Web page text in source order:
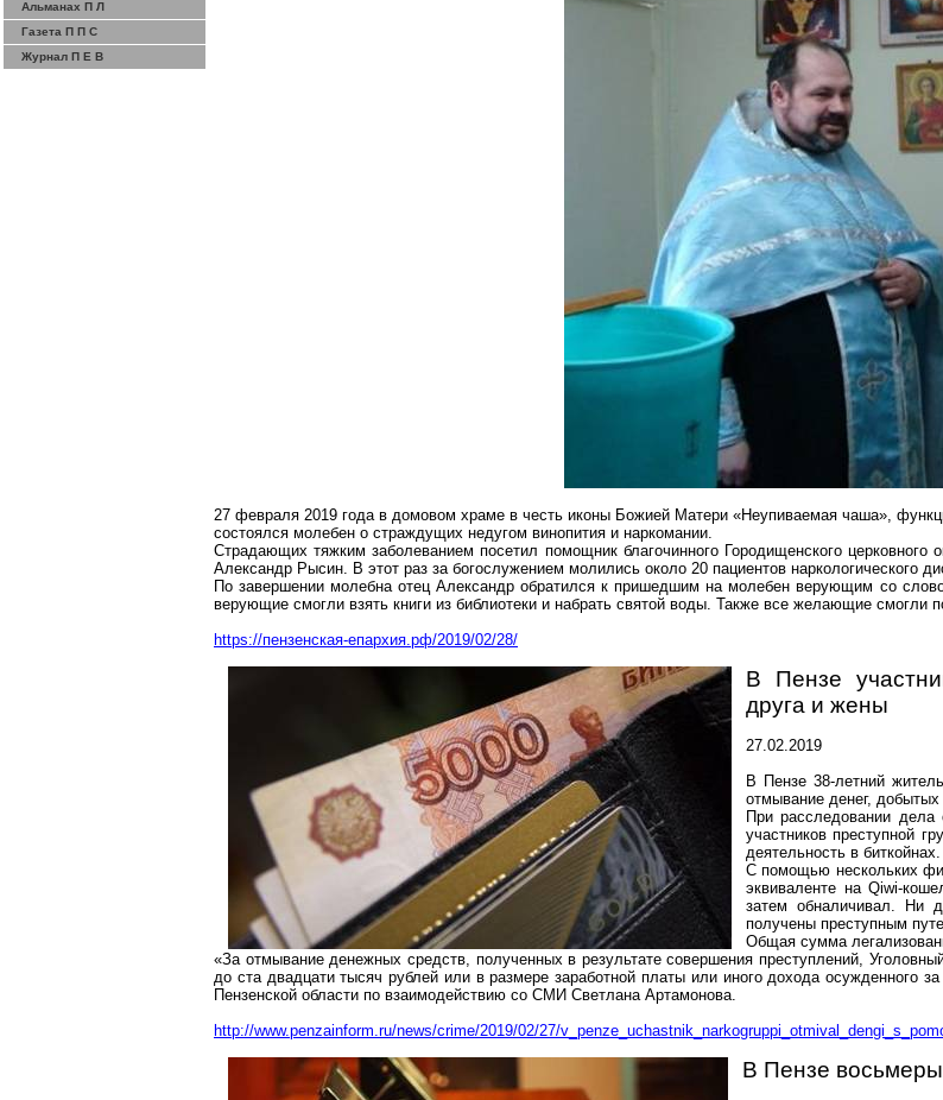
Альманах П Л
Газета П П С
Журнал П Е В
27 февраля 2019 года в домовом храме в честь иконы Божией Матери «Неупиваемая чаша»,
состоялся молебен о страждущих недугом винопития и наркомании.
Страдающих тяжким заболеванием посетил помощник благочинного Городищенскогоцерковного
Александр Рысин. В этот раз за богослужением молились около 20 пациентов наркологического
По завершении молебна отец Александр обратилсяк пришедшим на молебен верующим со
верующие смогли взять книги из библиотеки и набрать святой воды. Также все желающие смогли
https://пензенская-епархия.рф/2019/02/28/
В Пензе
друга и жены
27.02.2019
В Пензе 38-летний
отмывание денег, добытых
При расследовании дела
участников преступной
деятельность в биткойнах.
С помощью нескольких
эквиваленте на Qiwi-
затем обналичивал. Ни
получены преступным
Общая сумма
«За отмывание денежных средств, полученных в результате совершения преступлений,
до ста двадцати тысяч рублей или в размере заработной платы или иного дохода осужденного
Пензенской области по взаимодействию со СМИ Светлана Артамонова.
http://www.penzainform.ru/news/crime/2019/02/27/
В Пензе